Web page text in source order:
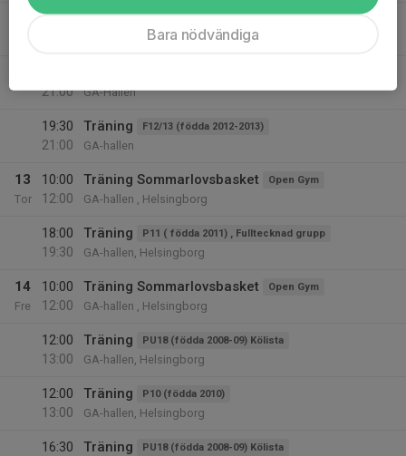
18:00
Träning
GA-hallen, Helsingborg
21:00
GA-Hallen
19:30
21:00
Träning F12/13 (födda 2012-2013)
GA-hallen
13
Tor
10:00
12:00
Träning Sommarlovsbasket Open Gym
GA-hallen , Helsingborg
18:00
19:30
Träning P11 ( födda 2011) , Fulltecknad grupp
GA-hallen, Helsingborg
14
Fre
10:00
12:00
Träning Sommarlovsbasket Open Gym
GA-hallen , Helsingborg
12:00
13:00
Träning PU18 (födda 2008-09) Kölista
GA-hallen, Helsingborg
12:00
13:00
Träning P10 (födda 2010)
GA-hallen, Helsingborg
16:30
Träning PU18 (födda 2008-09) Kölista
Bara nödvändiga